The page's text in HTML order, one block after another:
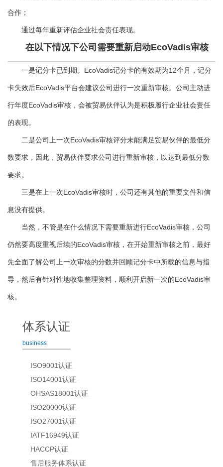
合作；
通过每年重新评估企业社会责任表现。
在以下情况下公司需要重新启动EcoVadis审核
一是记分卡已到期。EcoVadis记分卡的有效期为12个月，记分
卡失效后EcoVadis平台会建议公司进行一次重新审核。公司主动进
行年度EcoVadis审核，会被贸易伙伴认为是积极履行企业社会责任
的表现。
二是公司上一次EcoVadis审核评分未能满足贸易伙伴的最低分
数要求，因此，贸易伙伴要求公司进行重新审核，以达到最低分数
要求。
三是在上一次EcoVadis审核时，公司还有其他的重要文件和信
息没有提供。
当然，不管是在什么情况下需要重新进行EcoVadis审核，公司
仍然要高度重视后续的EcoVadis审核，在开始重新审核之前，最好
先全面了解公司上一次审核的分数并回顾记分卡中所载的信息与指
导，然后有针对性地收集整理资料，顺利开启新一次的EcoVadis审
核。
体系认证
business
ISO9001认证
ISO14001认证
OHSAS18001认证
ISO20000认证
ISO27001认证
IATF16949认证
HACCP认证
售后服务体系认证